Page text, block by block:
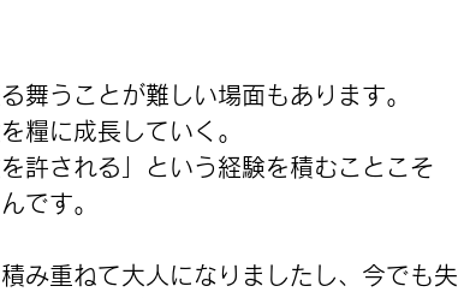
舞うことが難しい場面もあります。
糧に成長していく。
許される」という経験を積むことこそ
です。
み重ねて大人になりましたし、今でも失